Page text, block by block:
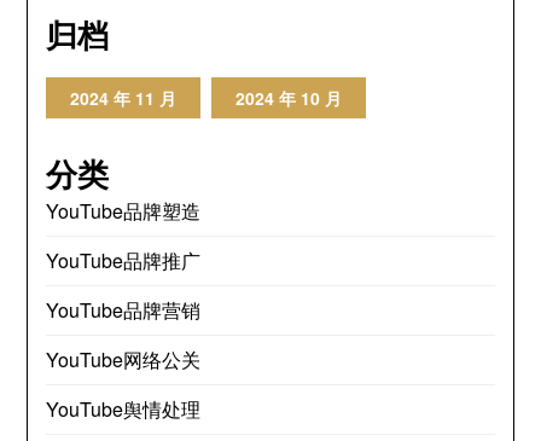
归档
2024 年 11 月 2024 年 10 月
分类
YouTube品牌塑造
YouTube品牌推广
YouTube品牌营销
YouTube网络公关
YouTube舆情处理